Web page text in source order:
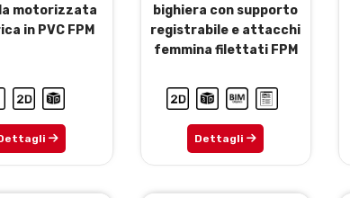
motorizzata
in PVC FPM
bighiera con supporto
registrabile e attacchi
femmina filettati FPM
Dettagli